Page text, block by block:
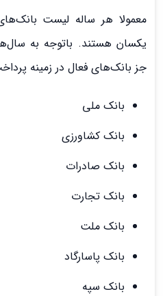
معمولا هر ساله لیست
یکسان هستند. باتوجه به
جز بانک‌های فعال در زمینه
بانک ملی
بانک کشاورزی
بانک صادرات
بانک تجارت
بانک ملت
بانک پاسارگاد
بانک سپه